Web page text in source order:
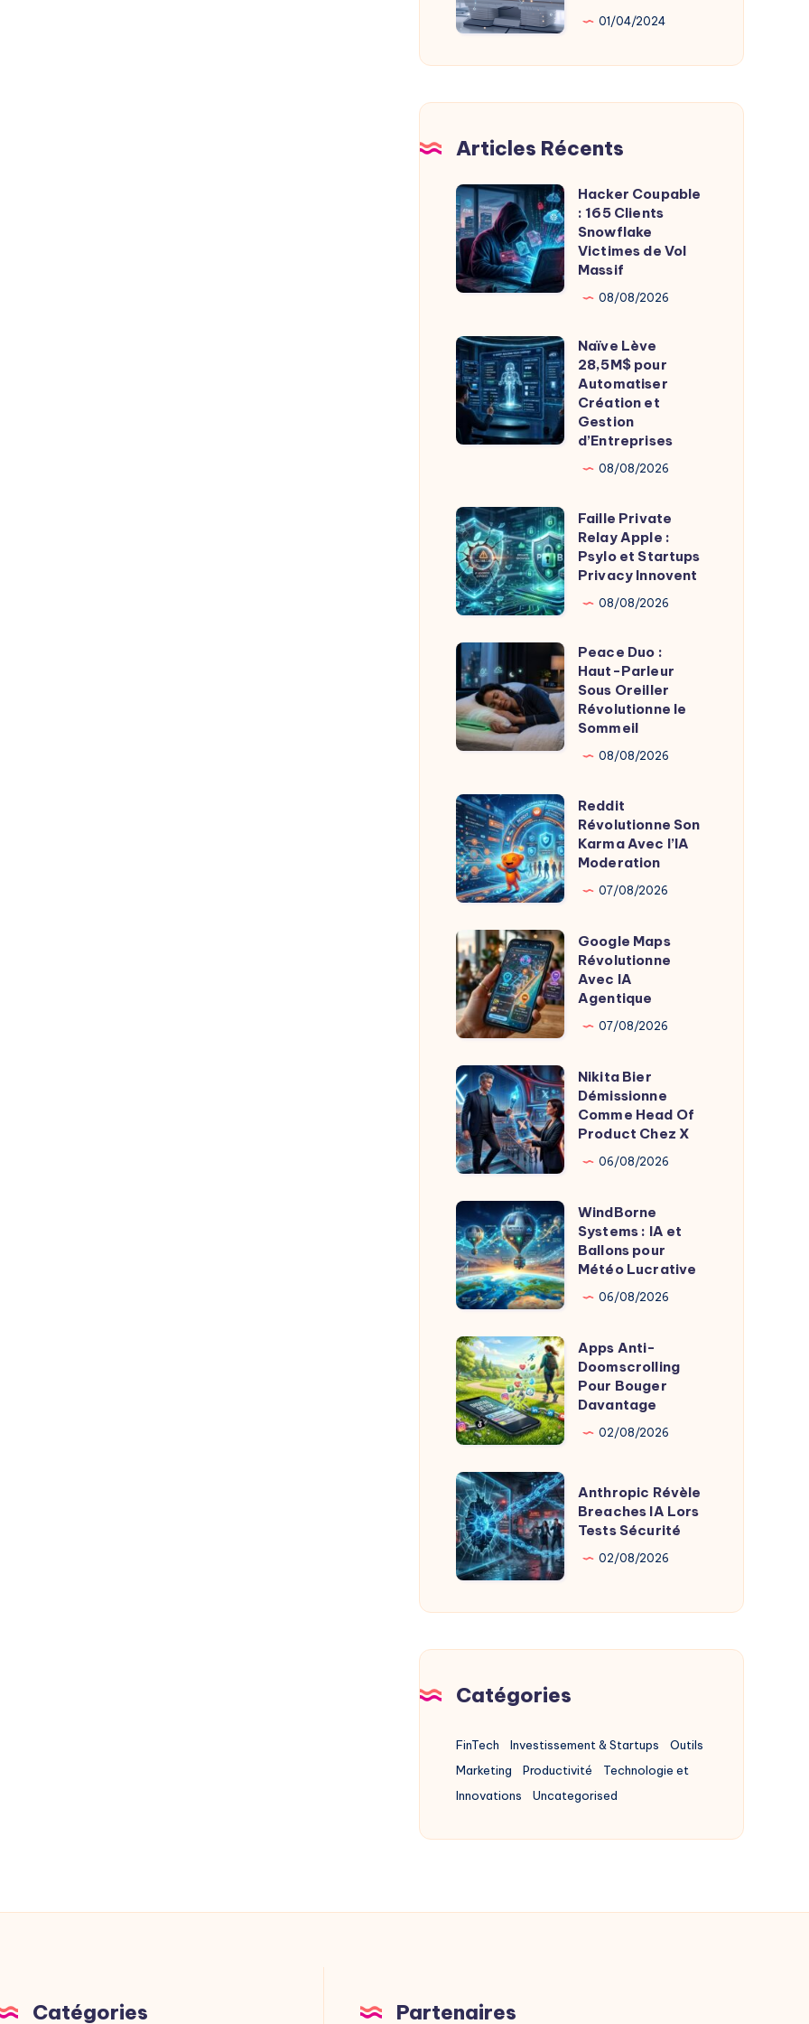
Au
Service
De
01/04/2024
Articles Récents
Hacker
Coupable
:
165
Clients
Victimes
de
Vol
Massif
Hacker Coupable
: 165 Clients
Snowflake
Victimes de Vol
Massif
08/08/2026
Naïve
Lève
28,5M$
pour
Automatiser
Gestion
d’Entreprises
Naïve Lève
28,5M$ pour
Automatiser
Création et
Gestion
d’Entreprises
08/08/2026
Faille
Private
Relay
Apple
Psylo
et
Startups
Privacy
Innovent
Faille Private
Relay Apple :
Psylo et Startups
Privacy Innovent
08/08/2026
Peace
Duo
:
Haut-
Parleur
Oreiller
Révolutionne
le
Sommeil
Peace Duo :
Haut-Parleur
Sous Oreiller
Révolutionne le
Sommeil
08/08/2026
Reddit
Révolutionne
Son
Karma
Avec
l’IA
Moderation
Reddit
Révolutionne Son
Karma Avec l’IA
Moderation
07/08/2026
Google
Maps
Révolutionne
Avec
IA
Agentique
Google Maps
Révolutionne
Avec IA
Agentique
07/08/2026
Nikita
Bier
Démissionne
Comme
Head
Of
Product
Chez
X
Nikita Bier
Démissionne
Comme Head Of
Product Chez X
06/08/2026
WindBorne
Systems
:
IA
et
Ballons
pour
Météo
Lucrative
WindBorne
Systems : IA et
Ballons pour
Météo Lucrative
06/08/2026
Apps
Anti-
Doomscrolling
Pour
Bouger
Davantage
Apps Anti-
Doomscrolling
Pour Bouger
Davantage
02/08/2026
Anthropic
Révèle
Breaches
IA
Lors
Tests
Anthropic Révèle
Breaches IA Lors
Tests Sécurité
02/08/2026
Catégories
FinTech Investissement & Startups
Outils
Marketing
Productivité
Technologie et
Innovations
Uncategorised
Catégories Partenaires